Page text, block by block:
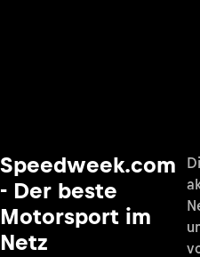
Speedweek.com
- Der beste
Motorsport im
Netz